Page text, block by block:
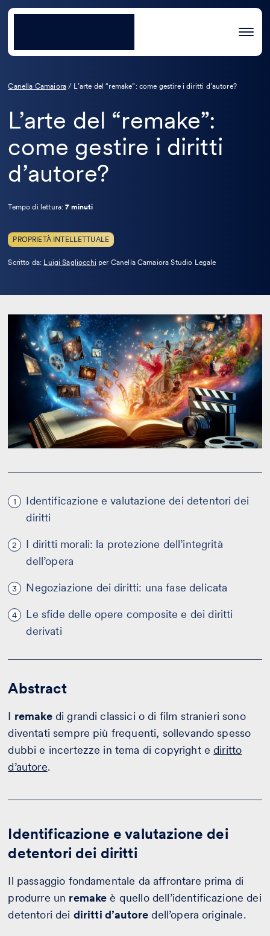
Canella Camaiora / L’arte del “remake”: come gestire i diritti d’autore?
L’arte del “remake”:
come gestire i diritti
d’autore?
Tempo di lettura:7 minuti
PROPRIETÀ INTELLETTUALE
Scritto da: Luigi SagliocchiLeggi
per Canella Camaiora Studio Legale
1
Identificazione e valutazione dei detentori dei
diritti
2
I diritti morali: la protezione dell’integrità
dell’opera
3 Negoziazione dei diritti: una fase delicata
4
Le sfide delle opere composite e dei diritti
derivati
Abstract
I remakedi grandi classici o di film stranieri sono
diventati sempre più frequenti, sollevando spesso
dubbi e incertezze in tema di copyright ediritto
d’autore.
Identificazione e valutazione dei
detentori dei diritti
Il passaggio fondamentale da affrontare prima di
produrre un remake è quello dell’identificazione dei
detentori dei diritti d’autore dell’opera originale.